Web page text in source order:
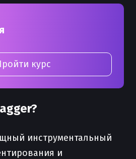
курс
инструментальный
и